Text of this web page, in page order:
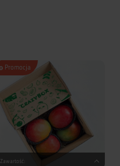
Promocja
Zawartość: